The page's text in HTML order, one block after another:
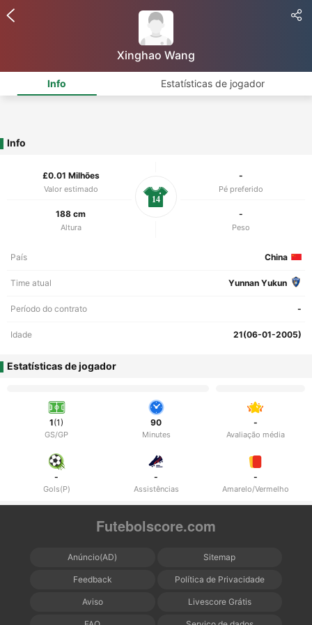
Xinghao Wang
Info Estatísticas de jogador
Info
£0.01 Milhões
Valor estimado
-
Pé preferido
188 cm
Altura
-
Peso
14
País China
Time atual Yunnan Yukun
Período do contrato -
Idade 21(06-01-2005)
Estatísticas de jogador
1(1)
GS/GP
90
Minutes
-
Avaliação média
-
Gols(P)
-
Assistências
-
Amarelo/Vermelho
Futebolscore.com
Anúncio(AD) Sitemap
Feedback Política de Privacidade
Aviso Livescore Grátis